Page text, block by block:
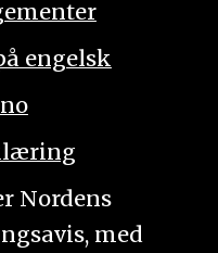
engelsk
Nordens
med